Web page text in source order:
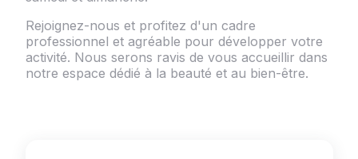
Rejoignez-nous et profitez d'un cadre
professionnel et agréable pour développer votre
activité. Nous serons ravis de vous accueillir dans
notre espace dédié à la beauté et au bien-être.